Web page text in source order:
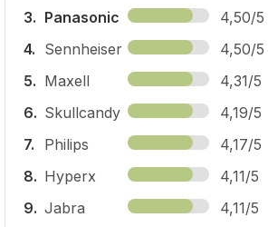
3. Panasonic
4,50/5
4. Sennheiser
4,50/5
5. Maxell
4,31/5
6. Skullcandy
4,19/5
7.
Philips
4,17/5
8. Hyperx
4,11/5
9. Jabra
4,11/5